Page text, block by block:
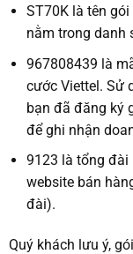
ST70K là tên
nằm trong danh
967808439 là
cước Viettel. Sử
bạn đã đăng ký
để ghi nhận
9123 là tổng đài
website bán
đài).
Quý khách lưu ý,